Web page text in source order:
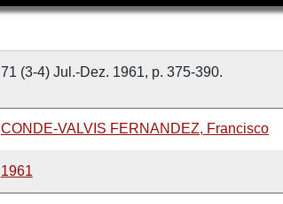
71 (3-4) Jul.-Dez. 1961, p. 375-390.
CONDE-VALVIS FERNANDEZ, Francisco
1961